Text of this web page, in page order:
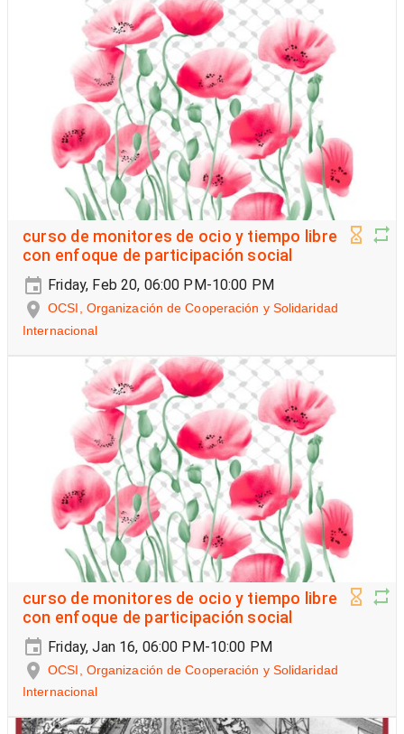
curso de monitores de ocio y tiempo libre
con enfoque de participación social
Friday, Feb 20, 06:00 PM-10:00 PM
OCSI, Organización de Cooperación y Solidaridad
Internacional
curso de monitores de ocio y tiempo libre
con enfoque de participación social
Friday, Jan 16, 06:00 PM-10:00 PM
OCSI, Organización de Cooperación y Solidaridad
Internacional